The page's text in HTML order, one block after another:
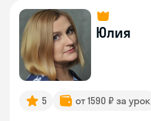
Юлия
5 от 1590 ₽ за урок